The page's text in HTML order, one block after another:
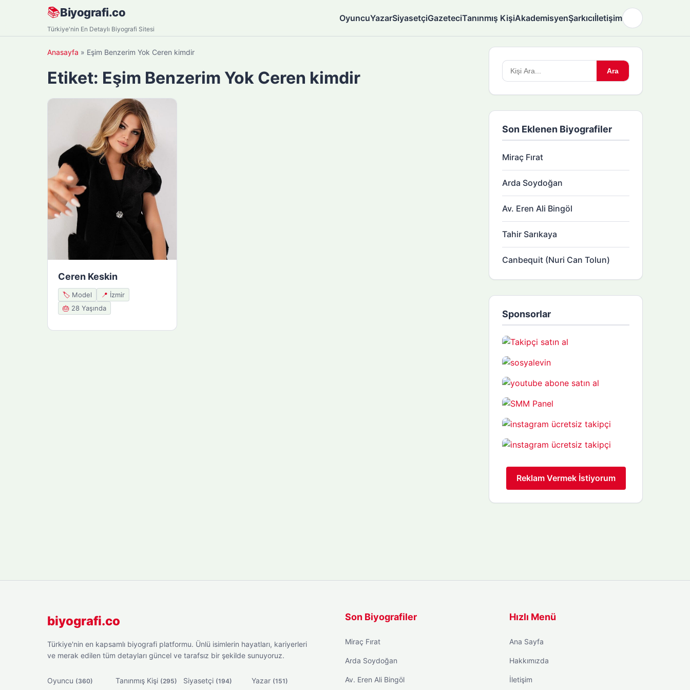
📚Biyografi.co
Türkiye'nin En Detaylı Biyografi Sitesi
OyuncuYazarSiyasetçiGazeteciTanınmış KişiAkademisyenŞarkıcıİletişim
Anasayfa » Eşim Benzerim Yok Ceren kimdir
Etiket: Eşim Benzerim Yok Ceren kimdir
Ceren Keskin
🏷️ Model 📍 İzmir
🎂 28 Yaşında
Arama
yapın:
Ara
Son Eklenen Biyografiler
Miraç Fırat
Arda Soydoğan
Av. Eren Ali Bingöl
Tahir Sarıkaya
Canbequit (Nuri Can Tolun)
Sponsorlar
Reklam Vermek İstiyorum
biyografi.co
Türkiye'nin en kapsamlı biyografi platformu. Ünlü isimlerin hayatları, kariyerleri
ve merak edilen tüm detayları güncel ve tarafsız bir şekilde sunuyoruz.
Oyuncu (360) Tanınmış Kişi (295) Siyasetçi (194) Yazar (151)
Son Biyografiler
Miraç Fırat
Arda Soydoğan
Av. Eren Ali Bingöl
Hızlı Menü
Ana Sayfa
Hakkımızda
İletişim